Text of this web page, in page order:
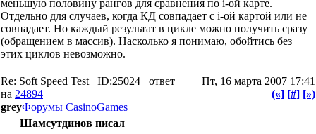
меньшую половину рангов для сравнения по i-ой карте.
Отдельно для случаев, когда КД совпадает с i-ой картой или не
совпадает. Но каждый результат в цикле можно получить сразу
(обращением в массив). Насколько я понимаю, обойтись без
этих циклов невозможно.
Re: Soft Speed Test ID:25024 ответ
на 24894
Пт, 16 марта 2007 17:41
(«] [#] [»)
greyФорумы CasinoGames
Шамсутдинов писал